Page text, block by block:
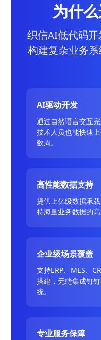
为什
织信AI低代码
构建复杂业务
AI驱动开发
通过自然语言交互
技术人员也能快速
数周。
高性能数据支持
提供上亿级数据承
持海量业务数据的高
企业级场景覆盖
支持ERP、MES、
搭建，无缝集成钉
统。
专业服务保障